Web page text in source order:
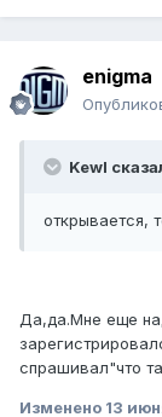
enigma
Kewl
открывается,
Да,да.Мне еще
спрашивал"что
Изменено 13